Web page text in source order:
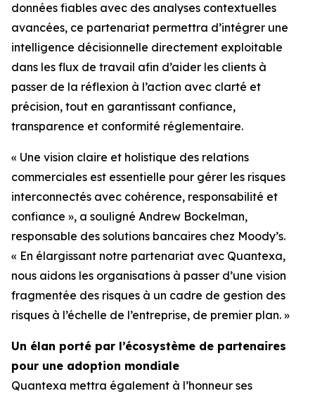
données fiables avec des analyses contextuelles
avancées, ce partenariat permettra d’intégrer une
intelligence décisionnelle directement exploitable
dans les flux de travail afin d’aider les clients à
passer de la réflexion à l’action avec clarté et
précision, tout en garantissant confiance,
transparence et conformité réglementaire.
« Une vision claire et holistique des relations
commerciales est essentielle pour gérer les risques
interconnectés avec cohérence, responsabilité et
confiance », a souligné Andrew Bockelman,
responsable des solutions bancaires chez Moody’s.
« En élargissant notre partenariat avec Quantexa,
nous aidons les organisations à passer d’une vision
fragmentée des risques à un cadre de gestion des
risques à l’échelle de l’entreprise, de premier plan. »
Un élan porté par l’écosystème de partenaires
pour une adoption mondiale
Quantexa mettra également à l’honneur ses